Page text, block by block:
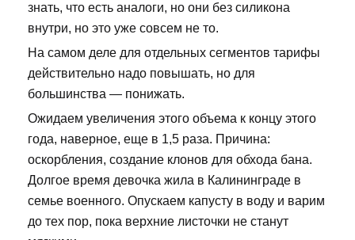
знать, что есть аналоги, но они без силикона
внутри, но это уже совсем не то.
На самом деле для отдельных сегментов тарифы
действительно надо повышать, но для
большинства — понижать.
Ожидаем увеличения этого объема к концу этого
года, наверное, еще в 1,5 раза. Причина:
оскорбления, создание клонов для обхода бана.
Долгое время девочка жила в Калининграде в
семье военного. Опускаем капусту в воду и варим
до тех пор, пока верхние листочки не станут